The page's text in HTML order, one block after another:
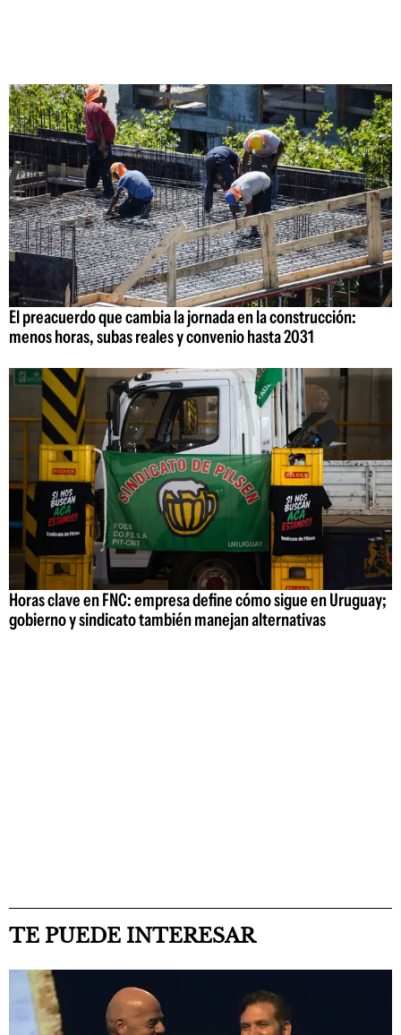
El preacuerdo que cambia la jornada en la construcción:
menos horas, subas reales y convenio hasta 2031
Horas clave en FNC: empresa define cómo sigue en Uruguay;
gobierno y sindicato también manejan alternativas
TE PUEDE INTERESAR